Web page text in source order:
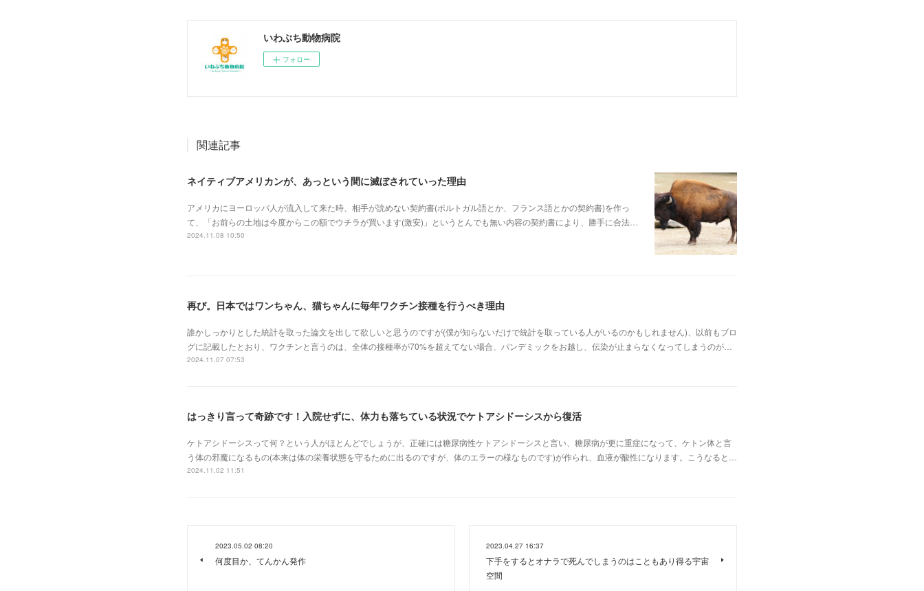
いわぶち動物病院
フォロー
関連記事
ネイティブアメリカンが、あっという間に滅ぼされていった理由
アメリカにヨーロッパ人が流入して来た時、相手が読めない契約書(ポルトガル語とか、フランス語とかの契約書)を作っ
て、「お前らの土地は今度からこの額でウチラが買います(激安)」というとんでも無い内容の契約書により、勝手に合法…
2024.11.08 10:50
再び。日本ではワンちゃん、猫ちゃんに毎年ワクチン接種を行うべき理由
誰かしっかりとした統計を取った論文を出して欲しいと思うのですが(僕が知らないだけで統計を取っている人がいるのかもしれません)、以前もブロ
グに記載したとおり、ワクチンと言うのは、全体の接種率が70%を超えてない場合、パンデミックをお越し、伝染が止まらなくなってしまうのが…
2024.11.07 07:53
はっきり言って奇跡です！入院せずに、体力も落ちている状況でケトアシドーシスから復活
ケトアシドーシスって何？という人がほとんどでしょうが、正確には糖尿病性ケトアシドーシスと言い、糖尿病が更に重症になって、ケトン体と言
う体の邪魔になるもの(本来は体の栄養状態を守るために出るのですが、体のエラーの様なものです)が作られ、血液が酸性になります。こうなると…
2024.11.02 11:51
2023.05.02 08:20
何度目か、てんかん発作
2023.04.27 16:37
下手をするとオナラで死んでしまうのはこともあり得る宇宙
空間